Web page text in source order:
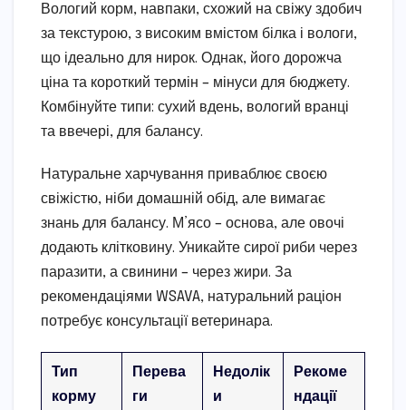
Вологий корм, навпаки, схожий на свіжу здобич
за текстурою, з високим вмістом білка і вологи,
що ідеально для нирок. Однак, його дорожча
ціна та короткий термін – мінуси для бюджету.
Комбінуйте типи: сухий вдень, вологий вранці
та ввечері, для балансу.
Натуральне харчування приваблює своєю
свіжістю, ніби домашній обід, але вимагає
знань для балансу. М’ясо – основа, але овочі
додають клітковину. Уникайте сирої риби через
паразити, а свинини – через жири. За
рекомендаціями WSAVA, натуральний раціон
потребує консультації ветеринара.
Тип
корму
Перева
ги
Недолік
и
Рекоме
ндації